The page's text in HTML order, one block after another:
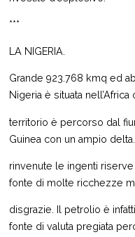
***
LA NIGERIA.
Grande 923.768 kmq ed
Nigeria è situata
territorio è percorso dal
Guinea con un ampio
rinvenute le ingenti
fonte di molte ricchezze
disgrazie. Il petrolio è
fonte di valuta pregiata